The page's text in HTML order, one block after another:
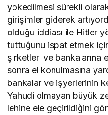
yokedilmesi sürekli
girişimler giderek
olduğu iddiası ile Hitler
tuttuğunu ispat etmek
şirketleri ve bankalarına
sonra el konulmasına
bankalar ve işyerlerinin
Yahudi olmayan büyük
lehine ele geçirildiğini